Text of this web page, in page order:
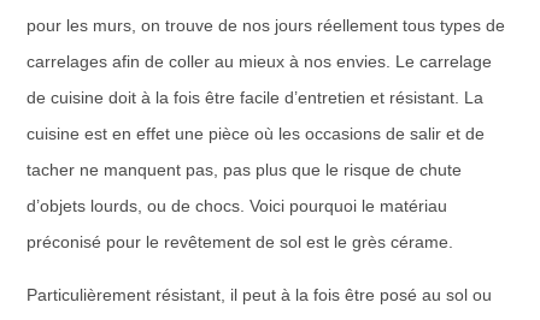
pour les murs, on trouve de nos jours réellement tous types de
carrelages afin de coller au mieux à nos envies. Le carrelage
de cuisine doit à la fois être facile d’entretien et résistant. La
cuisine est en effet une pièce où les occasions de salir et de
tacher ne manquent pas, pas plus que le risque de chute
d’objets lourds, ou de chocs. Voici pourquoi le matériau
préconisé pour le revêtement de sol est le grès cérame
Particulièrement résistant, il peut à la fois être posé au sol ou